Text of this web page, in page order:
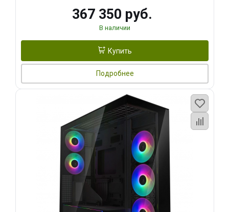
367 350 руб.
В наличии
Купить
Подробнее